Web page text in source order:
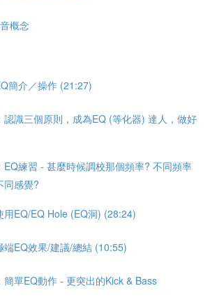
概念
簡介／操作 (21:27)
認識三個原則，成為EQ (等化器) 達人，做好
EQ練習 - 甚麼時候調校那個頻率? 不同頻率
同感覺?
用EQ/EQ Hole (EQ洞) (28:24)
端EQ效果/建議/總結 (10:55)
簡單EQ動作 - 更突出的Kick & Bass